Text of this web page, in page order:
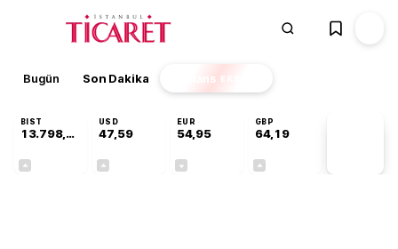
Bugün Son Dakika Finans EKSTRA
BIST
13.798,82
USD
47,59
EUR
54,95
GBP
64,19